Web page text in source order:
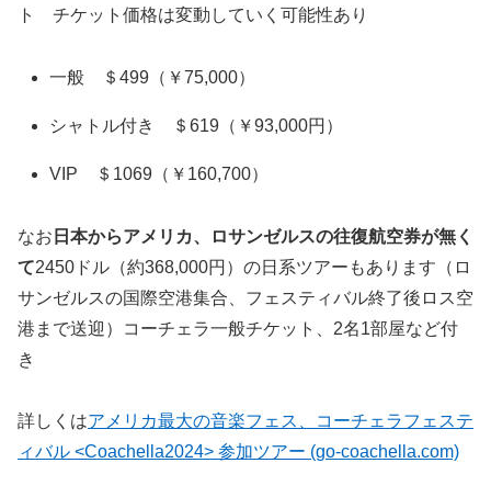
ト チケット価格は変動していく可能性あり
一般 ＄499（￥75,000）
シャトル付き ＄619（￥93,000円）
VIP ＄1069（￥160,700）
なお 日本からアメリカ、ロサンゼルスの往復航空券が無く
て2450ドル（約368,000円）の日系ツアーもあります（ロ
サンゼルスの国際空港集合、フェスティバル終了後ロス空
港まで送迎）コーチェラ一般チケット、2名1部屋など付
き
詳しくはアメリカ最大の音楽フェス、コーチェラフェステ
ィバル <Coachella2024> 参加ツアー (go-coachella.com)